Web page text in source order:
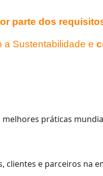
parte dos
a Sustentabilidade e
práticas
clientes e parceiros na